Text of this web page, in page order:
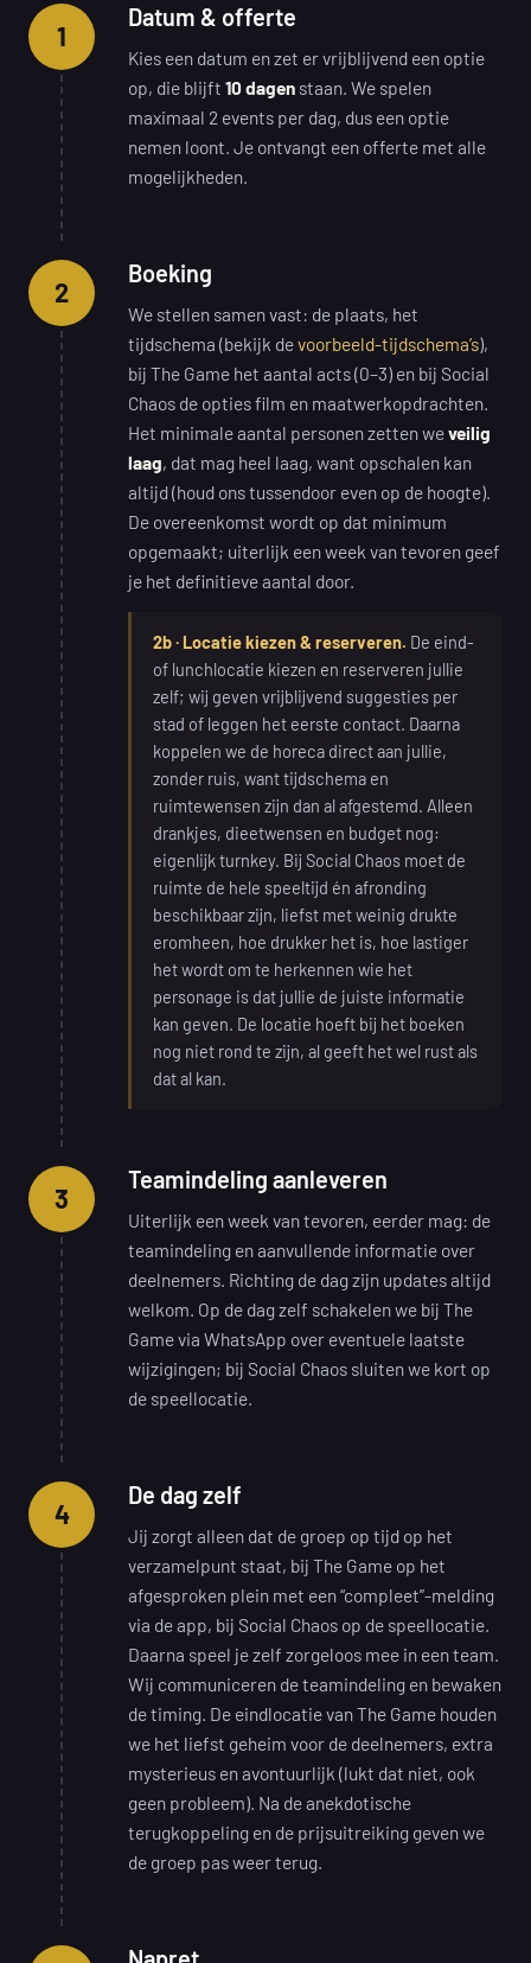
1
Datum & offerte
Kies een datum en zet er vrijblijvend een optie
op, die blijft 10 dagen staan. We spelen
maximaal 2 events per dag, dus een optie
nemen loont. Je ontvangt een offerte met alle
mogelijkheden.
2
Boeking
We stellen samen vast: de plaats, het
tijdschema (bekijk devoorbeeld-tijdschema’s),
bij The Game het aantal acts (0–3) en bij Social
Chaos de opties film en maatwerkopdrachten.
Het minimale aantal personen zetten weveilig
laag, dat mag heel laag, want opschalen kan
altijd (houd ons tussendoor even op de hoogte).
De overeenkomst wordt op dat minimum
opgemaakt; uiterlijk een week van tevoren geef
je het definitieve aantal door.
2b · Locatie kiezen & reserveren. De eind-
of lunchlocatie kiezen en reserveren jullie
zelf; wij geven vrijblijvend suggesties per
stad of leggen het eerste contact. Daarna
koppelen we de horeca direct aan jullie,
zonder ruis, want tijdschema en
ruimtewensen zijn dan al afgestemd. Alleen
drankjes, dieetwensen en budget nog:
eigenlijk turnkey. Bij Social Chaos moet de
ruimte de hele speeltijd én afronding
beschikbaar zijn, liefst met weinig drukte
eromheen, hoe drukker het is, hoe lastiger
het wordt om te herkennen wie het
personage is dat jullie de juiste informatie
kan geven. De locatie hoeft bij het boeken
nog niet rond te zijn, al geeft het wel rust als
dat al kan.
3
Teamindeling aanleveren
Uiterlijk een week van tevoren, eerder mag: de
teamindeling en aanvullende informatie over
deelnemers. Richting de dag zijn updates altijd
welkom. Op de dag zelf schakelen we bij The
Game via WhatsApp over eventuele laatste
wijzigingen; bij Social Chaos sluiten we kort op
de speellocatie.
4
De dag zelf
Jij zorgt alleen dat de groep op tijd op het
verzamelpunt staat, bij The Game op het
afgesproken plein met een “compleet”-melding
via de app, bij Social Chaos op de speellocatie.
Daarna speel je zelf zorgeloos mee in een team.
Wij communiceren de teamindeling en bewaken
de timing. De eindlocatie van The Game houden
we het liefst geheim voor de deelnemers, extra
mysterieus en avontuurlijk (lukt dat niet, ook
geen probleem). Na de anekdotische
terugkoppeling en de prijsuitreiking geven we
de groep pas weer terug.